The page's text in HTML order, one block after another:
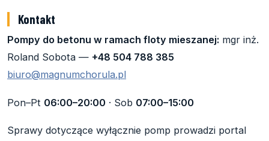
Kontakt
Pompy do betonu w ramach floty mieszanej: mgr inż.
Roland Sobota — +48 504 788 385
biuro@magnumchorula.pl
Pon–Pt 06:00–20:00 · Sob 07:00–15:00
Sprawy dotyczące wyłącznie pomp prowadzi portal